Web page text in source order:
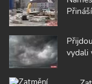
vydali